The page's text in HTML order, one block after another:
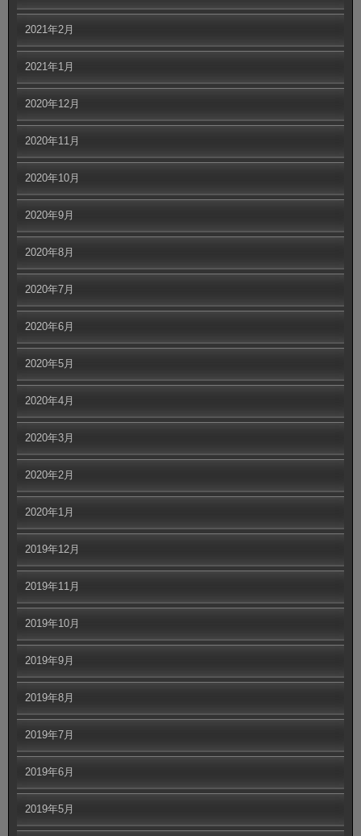
2021年2月
2021年1月
2020年12月
2020年11月
2020年10月
2020年9月
2020年8月
2020年7月
2020年6月
2020年5月
2020年4月
2020年3月
2020年2月
2020年1月
2019年12月
2019年11月
2019年10月
2019年9月
2019年8月
2019年7月
2019年6月
2019年5月